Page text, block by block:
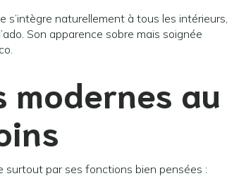
s’intègre naturellement à tous les intérieurs,
Son apparence sobre mais soignée
au
surtout par ses fonctions bien pensées :